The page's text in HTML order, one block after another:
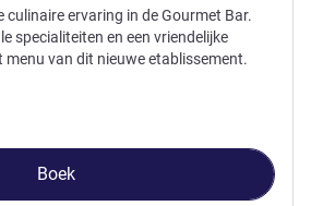
culinaire ervaring in de Gourmet Bar.
specialiteiten en een vriendelijke
van dit nieuwe etablissement.
Boek